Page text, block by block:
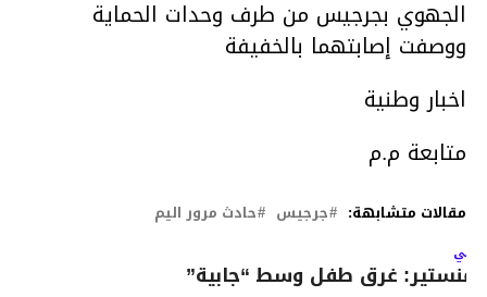
الجهوي بجرجيس من طرف وحدات الحماية
ووصفت إصابتهما بالخفيفة
اخبار وطنية
متابعة م.م
مقالات متشابهة: جرجيس حادث مرور اليم
غرق طفل وسط “جابية”